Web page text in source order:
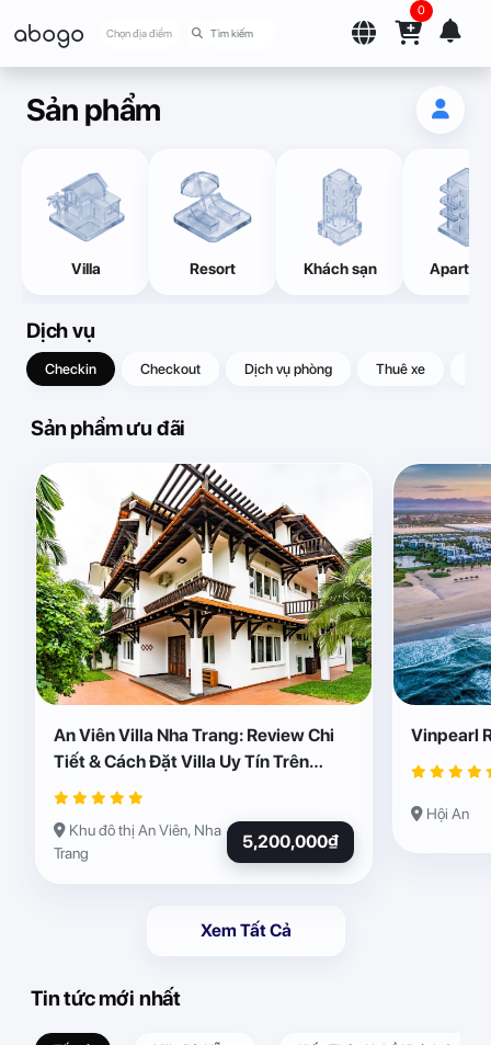
abogo Chọn địa điểm
0
Sản phẩm
Villa Resort Khách sạn
Dịch vụ
Checkin Checkout Dịch vụ phòng Thuê xe
Sản phẩm ưu đãi
An Viên Villa Nha Trang: Review Chi
Tiết & Cách Đặt Villa Uy Tín Trên
Abogo
Khu đô thị An Viên, Nha
Trang
5,200,000₫
Vinpearl
Hội An
Xem Tất Cả
Tin tức mới nhất